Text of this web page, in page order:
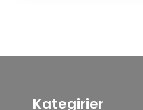
Kategirier